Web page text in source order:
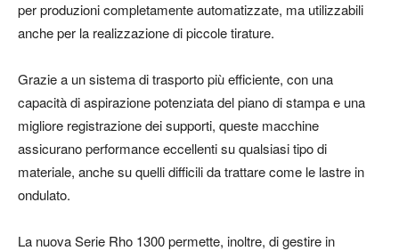
per produzioni completamente automatizzate, ma utilizzabili
anche per la realizzazione di piccole tirature.
Grazie a un sistema di trasporto più efficiente, con una
capacità di aspirazione potenziata del piano di stampa e una
migliore registrazione dei supporti, queste macchine
assicurano performance eccellenti su qualsiasi tipo di
materiale, anche su quelli difficili da trattare come le lastre in
ondulato.
La nuova Serie Rho 1300 permette, inoltre, di gestire in